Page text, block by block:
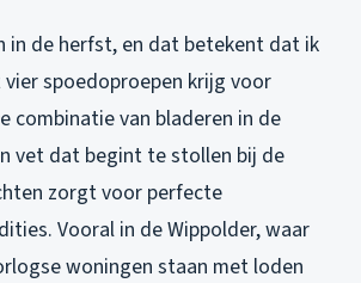
in de herfst, en dat betekent dat ik
spoedoproepen krijg voor
combinatie van bladeren in de
vet dat begint te stollen bij de
zorgt voor perfecte
Vooral in de Wippolder, waar
woningen staan met loden